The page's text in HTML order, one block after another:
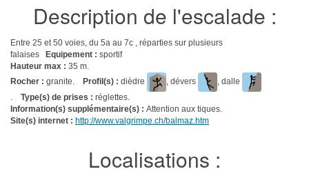
Description de l'escalade :
Entre 25 et 50 voies, du 5a au 7c , réparties sur plusieurs
falaises
Equipement : sportif
Hauteur max : 35 m.
Rocher : granite. Profil(s) : dièdre , dévers
, dalle
. Type(s) de prises : réglettes.
Information(s) supplémentaire(s) : Attention aux tiques.
Site(s) internet : http://www.valgrimpe.ch/balmaz.htm
Localisations :